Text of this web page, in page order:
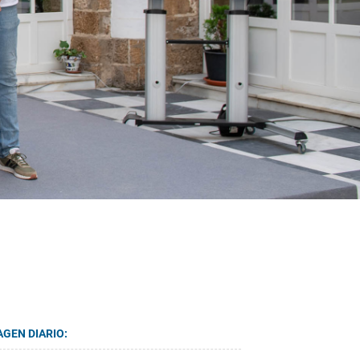
DIARIO: